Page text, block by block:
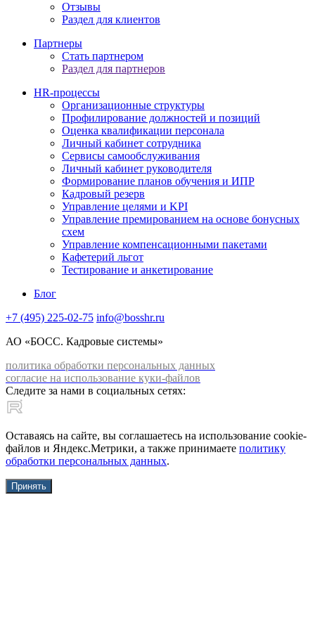
Отзывы
Раздел для клиентов
Партнеры
Стать партнером
Раздел для партнеров
HR-процессы
Организационные структуры
Профилирование должностей и позиций
Оценка квалификации персонала
Личный кабинет сотрудника
Сервисы самообслуживания
Личный кабинет руководителя
Формирование планов обучения и ИПР
Кадровый резерв
Управление целями и KPI
Управление премированием на основе бонусных
схем
Управление компенсационными пакетами
Кафетерий льгот
Тестирование и анкетирование
Блог
+7 (495) 225-02-75 info@bosshr.ru
АО «БОСС. Кадровые системы»
политика обработки персональных данных
согласие на использование куки-файлов
Следите за нами в социальных сетях:
Оставаясь на сайте, вы соглашаетесь на использование cookie-
файлов и Яндекс.Метрики, а также принимаете политику
обработки персональных данных.
Принять